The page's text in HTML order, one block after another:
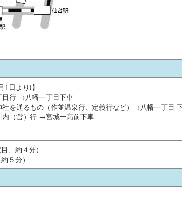
1日より)】
行 →八幡一丁目下車
を通るもの（作並温泉行、定義行など）→八幡一丁目
（営）行 →宮城一高前下車
、約４分）
５分）